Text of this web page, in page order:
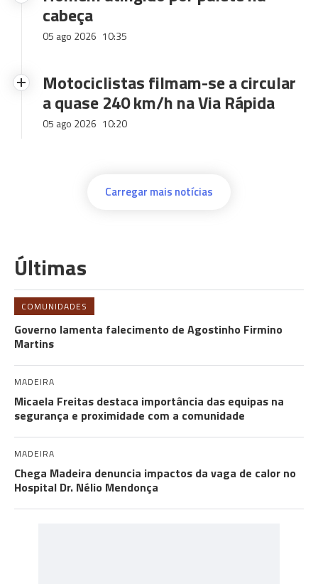
cabeça
05 ago 2026 10:35
Motociclistas filmam-se a circular
a quase 240 km/h na Via Rápida
05 ago 2026 10:20
Carregar mais notícias
Últimas
COMUNIDADES
Governo lamenta falecimento de Agostinho Firmino
Martins
MADEIRA
Micaela Freitas destaca importância das equipas na
segurança e proximidade com a comunidade
MADEIRA
Chega Madeira denuncia impactos da vaga de calor no
Hospital Dr. Nélio Mendonça